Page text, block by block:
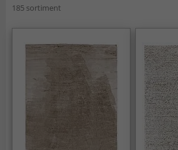
185 sortiment